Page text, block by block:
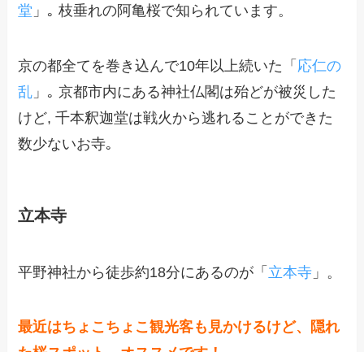
堂 」｡ 枝垂れの阿亀桜で知られています。
京の都全てを巻き込んで10年以上続いた「 応仁の
乱 」｡ 京都市内にある神社仏閣は殆どが被災した
けど, 千本釈迦堂は戦火から逃れることができた
数少ないお寺｡
立本寺
平野神社から徒歩約18分にあるのが「 立本寺 」。
最近はちょこちょこ観光客も見かけるけど、隠れ